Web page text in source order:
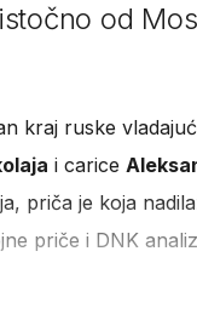
od
kraj ruske
i carice
priča je koja
priče i DNK